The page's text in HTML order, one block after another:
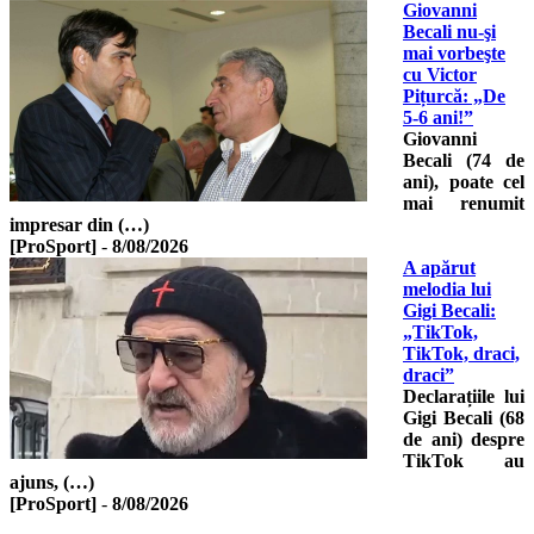
Giovanni
Becali nu-şi
mai vorbeşte
cu Victor
Pițurcă: „De
5-6 ani!”
Giovanni
Becali (74 de
ani), poate cel
mai renumit
impresar din (…)
[ProSport] - 8/08/2026
A apărut
melodia lui
Gigi Becali:
„TikTok,
TikTok, draci,
draci”
Declarațiile lui
Gigi Becali (68
de ani) despre
TikTok au
ajuns, (…)
[ProSport] - 8/08/2026